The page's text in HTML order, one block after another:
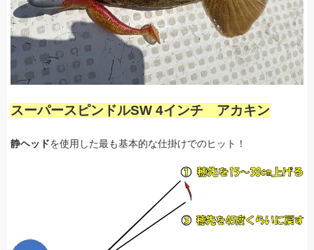
スーパースピンドルSW 4インチ アカキン
静ヘッドを使用した最も基本的な仕掛けでのヒット！